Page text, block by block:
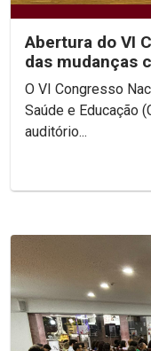
Abertura do VI
das mudanças
projeto de...
O VI Congresso
Saúde e Educação
auditório...